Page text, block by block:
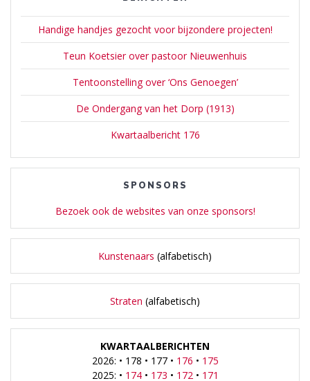
Handige handjes gezocht voor bijzondere projecten!
Teun Koetsier over pastoor Nieuwenhuis
Tentoonstelling over ‘Ons Genoegen’
De Ondergang van het Dorp (1913)
Kwartaalbericht 176
SPONSORS
Bezoek ook de websites van onze sponsors!
Kunstenaars (alfabetisch)
Straten (alfabetisch)
KWARTAALBERICHTEN
2026: • 178 • 177 • 176 • 175
2025: • 174• 173 • 172 • 171